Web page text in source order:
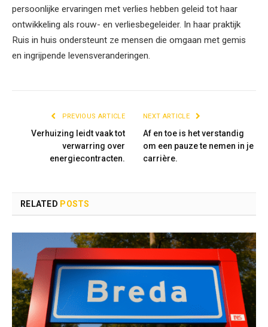
persoonlijke ervaringen met verlies hebben geleid tot haar
ontwikkeling als rouw- en verliesbegeleider. In haar praktijk
Ruis in huis ondersteunt ze mensen die omgaan met gemis
en ingrijpende levensveranderingen.
PREVIOUS ARTICLE
Verhuizing leidt vaak tot
verwarring over
energiecontracten.
NEXT ARTICLE
Af en toe is het verstandig
om een pauze te nemen in je
carrière.
RELATED POSTS